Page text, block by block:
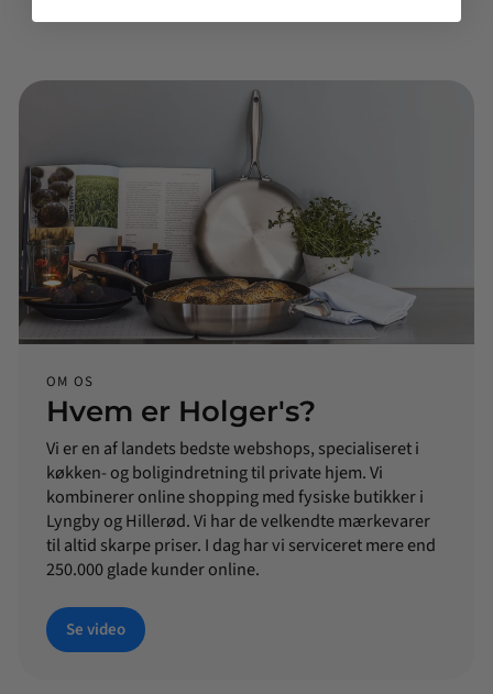
OM OS
Hvem er Holger's?
Vi er en af landets bedste webshops, specialiseret i
køkken- og boligindretning til private hjem. Vi
kombinerer online shopping med fysiske butikker i
Lyngby og Hillerød. Vi har de velkendte mærkevarer
til altid skarpe priser. I dag har vi serviceret mere end
250.000 glade kunder online.
Se video